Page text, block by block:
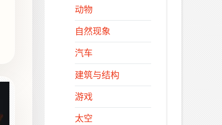
动物
自然现象
汽车
建筑与结构
游戏
太空